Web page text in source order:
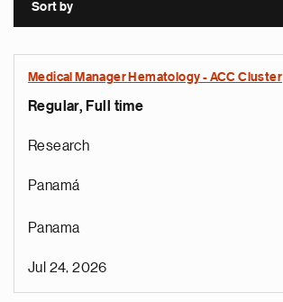
Sort by
Medical Manager Hematology - ACC Cluster
Regular, Full time
Research
Panamá
Panama
Jul 24, 2026